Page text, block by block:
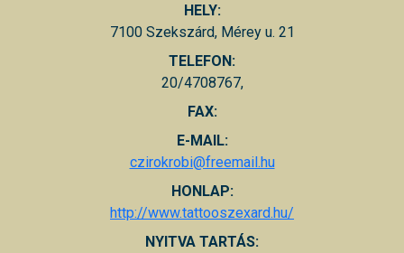
HELY:
7100 Szekszárd, Mérey u. 21
TELEFON:
20/4708767,
FAX:
E-MAIL:
czirokrobi@freemail.hu
HONLAP:
http://www.tattooszexard.hu/
NYITVA TARTÁS: